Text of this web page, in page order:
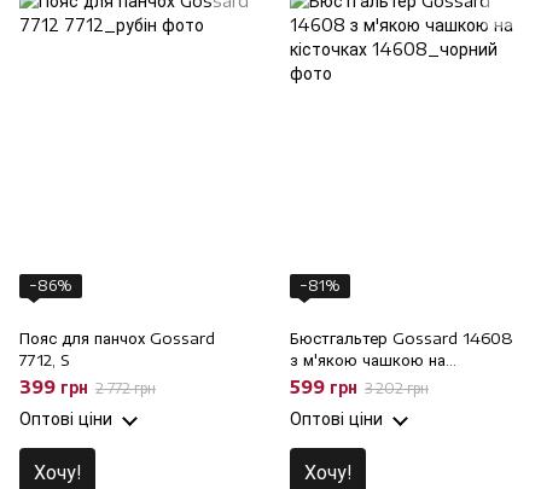
−86%
Пояс для панчох Gossard
7712, S
399 грн 2 772 грн
Оптові ціни
Хочу!
−81%
Бюстгальтер Gossard 14608
з м'якою чашкою на
кісточках, 70D
599 грн 3 202 грн
Оптові ціни
Хочу!